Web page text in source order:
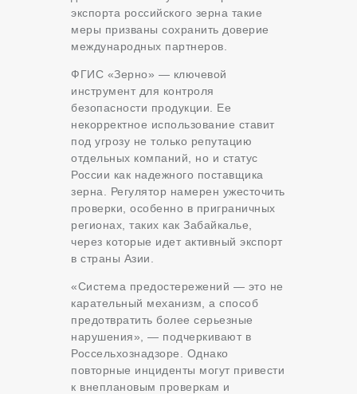
экспорта российского зерна такие
меры призваны сохранить доверие
международных партнеров.
ФГИС «Зерно» — ключевой
инструмент для контроля
безопасности продукции. Ее
некорректное использование ставит
под угрозу не только репутацию
отдельных компаний, но и статус
России как надежного поставщика
зерна. Регулятор намерен ужесточить
проверки, особенно в приграничных
регионах, таких как Забайкалье,
через которые идет активный экспорт
в страны Азии.
«Система предостережений — это не
карательный механизм, а способ
предотвратить более серьезные
нарушения», — подчеркивают в
Россельхознадзоре. Однако
повторные инциденты могут привести
к внеплановым проверкам и